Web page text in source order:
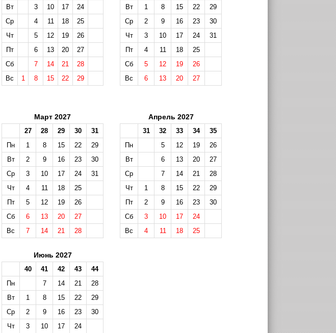
Вт
3 10 17
24
Ср
4 11 18
25
Чт
5 12 19
26
Пт
6 13 20
27
Сб
7 14 21
28
Вс
1 8 15 22 29
Вт
1 8 15 22
29
Ср
2 9 16 23
30
Чт
3 10 17 24
31
Пт
4 11 18
25
Сб
5 12 19
26
Вс
6 13 20 27
Март 2027
27 28 29 30
31
Пн
1 8 15 22
29
Вт
2 9 16 23
30
Ср
3 10 17 24
31
Чт
4 11 18
25
Пт
5 12 19
26
Сб
6 13 20
27
Вс
7 14 21 28
Апрель 2027
31 32 33 34
35
Пн
5 12 19
26
Вт
6 13 20
27
Ср
7 14 21
28
Чт
1 8 15 22
29
Пт
2 9 16 23
30
Сб
3 10 17
24
Вс
4 11 18 25
Июнь 2027
40 41 42 43
44
Пн
7 14 21
28
Вт
1 8 15 22
29
Ср
2 9 16 23
30
Чт
3 10 17 24